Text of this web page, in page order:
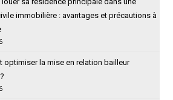
immobilière : avantages et précautions à
optimiser la mise en relation bailleur